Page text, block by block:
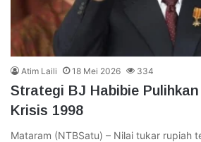
Atim Laili 18 Mei 2026 334
Strategi BJ Habibie
Krisis 1998
Mataram (NTBSatu) – Nilai tukar rupiah